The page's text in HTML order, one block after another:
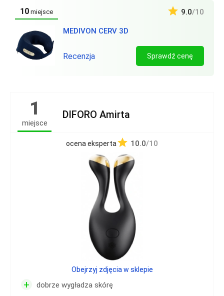
10 miejsce
MEDIVON CERV 3D
9.0/10
Recenzja Sprawdź cenę
1
miejsce
DIFORO Amirta
ocena eksperta 10.0/10
+ dobrze wygładza skórę
Obejrzyj zdjęcia w sklepie